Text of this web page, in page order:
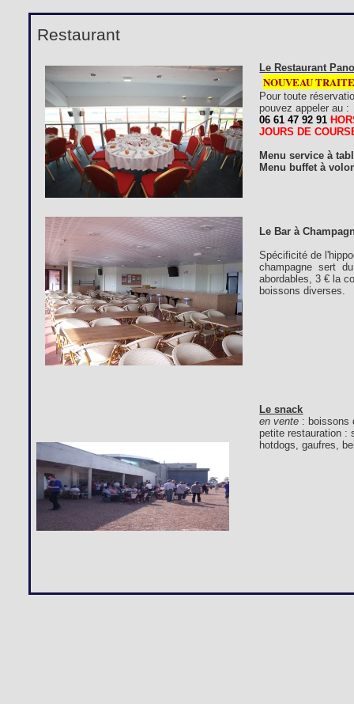
Restaurant
Le Restaurant
NOUVEAU
Pour toute
pouvez appeler au :
06 61 47 92 91
JOURS DE
Menu service à
Menu buffet à
Le Bar à
Spécificité de
champagne sert
abordables, 3 € la
boissons diverses.
Le snack
en vente : boissons
petite restauration :
hotdogs, gaufres,